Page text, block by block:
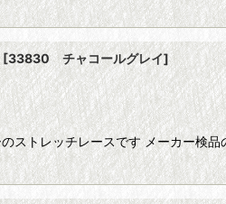
[33830 チャコールグレイ]
トレッチレースです メーカー検